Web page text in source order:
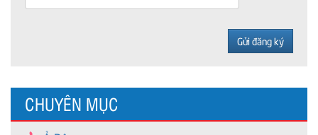
CHUYÊN MỤC